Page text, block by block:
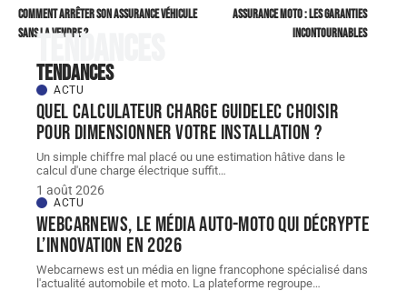
Comment arrêter son assurance véhicule
sans la vendre ?
Assurance moto : les garanties
incontournables
Tendances
Tendances
ACTU
Quel Calculateur charge guidelec choisir
pour dimensionner votre installation ?
Un simple chiffre mal placé ou une estimation hâtive dans le
calcul d'une charge électrique suffit…
1 août 2026
ACTU
Webcarnews, le média auto-moto qui décrypte
l’innovation en 2026
Webcarnews est un média en ligne francophone spécialisé dans
l'actualité automobile et moto. La plateforme regroupe…